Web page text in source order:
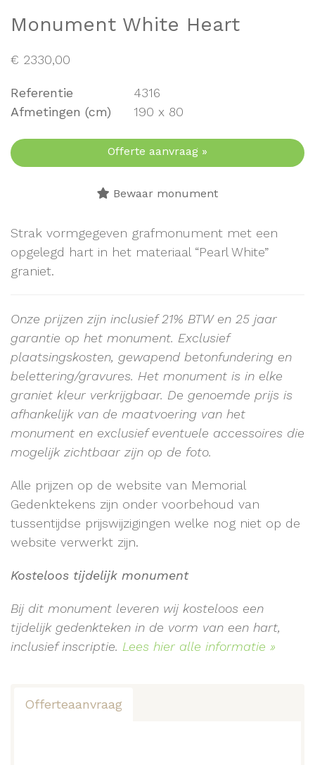
Monument White Heart
€ 2330,00
Referentie
4316
Afmetingen (cm)
190 x 80
Offerte aanvraag »
Bewaar monument
Strak vormgegeven grafmonument met een
opgelegd hart in het materiaal “Pearl White”
graniet.
Onze prijzen zijn inclusief 21% BTW en 25 jaar
garantie op het monument. Exclusief
plaatsingskosten, gewapend betonfundering en
belettering/gravures. Het monument is in elke
graniet kleur verkrijgbaar. De genoemde prijs is
afhankelijk van de maatvoering van het
monument en exclusief eventuele accessoires die
mogelijk zichtbaar zijn op de foto.
Alle prijzen op de website van Memorial
Gedenktekens zijn onder voorbehoud van
tussentijdse prijswijzigingen welke nog niet op de
website verwerkt zijn.
Kosteloos tijdelijk monument
Bij dit monument leveren wij kosteloos een
tijdelijk gedenkteken in de vorm van een hart,
inclusief inscriptie. Lees hier alle informatie »
Offerteaanvraag